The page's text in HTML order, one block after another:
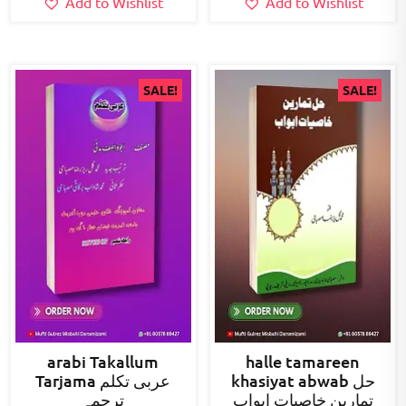
SALE!
arabi Takallum
Tarjama عربی تکلم
ترجمہ
SALE!
halle tamareen
khasiyat abwab حل
تمارین خاصیات ابواب